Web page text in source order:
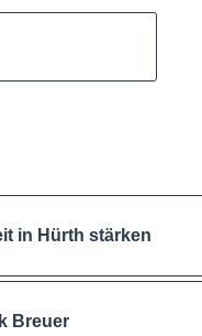
in Hürth stärken
Breuer